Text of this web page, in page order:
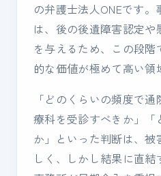
の弁護士法人ONEです
は、後の後遺障害認定
を与えるため、この段
的な価値が極めて高い領
「どのくらいの頻度で
療科を受診すべきか」「
か」といった判断は、
しく、しかし結果に直結